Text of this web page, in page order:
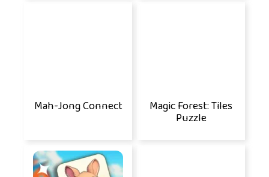
Mah-Jong Connect Magic Forest: Tiles
Puzzle